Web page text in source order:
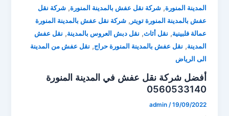
المدينة المنورة,شركة نقل عفش بالمدينة المنورة,شركة نقل
عفش بالمدينة المنورة تويتر ,شركة نقل عفش بالمدينة المنورة
عمالة فلبينية, نقل أثاث, نقل دبش العروس بالمدينة, نقل عفش
المدينة, نقل عفش بالمدينة المنورة حراج, نقل عفش من المدينة
الى الرياض
أفضل شركة نقل عفش في المدينة المنورة
0560533140
admin /19/09/2022